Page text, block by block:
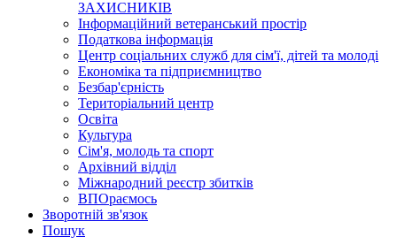
ЗАХИСНИКІВ
Інформаційний ветеранський простір
Податкова інформація
Центр соціальних служб для сім'ї, дітей та молоді
Економіка та підприємництво
Безбар'єрність
Територіальний центр
Освіта
Культура
Сім'я, молодь та спорт
Архівний відділ
Міжнародний реєстр збитків
ВПОраємось
Зворотній зв'язок
Пошук